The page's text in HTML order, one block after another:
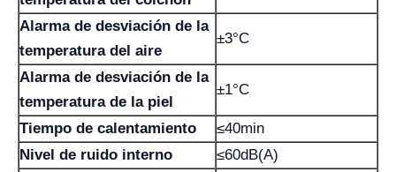
Alarma de desviación de la
temperatura del aire
±3°C
Alarma de desviación de la
temperatura de la piel
±1°C
Tiempo de calentamiento
≤40min
Nivel de ruido interno
≤60dB(A)